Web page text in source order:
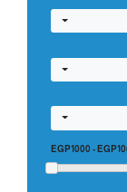
EGP1000 -